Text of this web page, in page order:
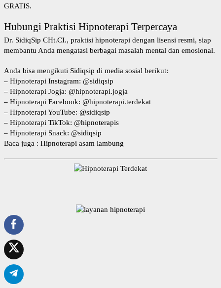
GRATIS.
Hubungi Praktisi Hipnoterapi Terpercaya
Dr. SidiqSip CHt.CI., praktisi hipnoterapi dengan lisensi resmi, siap
membantu Anda mengatasi berbagai masalah mental dan emosional.
Anda bisa mengikuti Sidiqsip di media sosial berikut:
– Hipnoterapi Instagram: @sidiqsip
– Hipnoterapi Jogja: @hipnoterapi.jogja
– Hipnoterapi Facebook: @hipnoterapi.terdekat
– Hipnoterapi YouTube: @sidiqsip
– Hipnoterapi TikTok: @hipnoterapis
– Hipnoterapi Snack: @sidiqsip
Baca juga : Hipnoterapi asam lambung